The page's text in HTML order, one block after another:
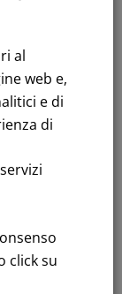
al
web e,
e di
di
click su